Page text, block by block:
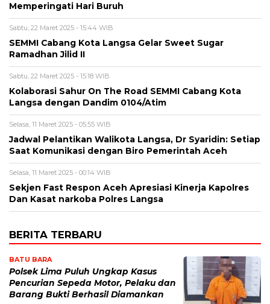
Memperingati Hari Buruh
Sabtu, 22 Maret 2025 - 15:44 WIB
SEMMI Cabang Kota Langsa Gelar Sweet Sugar
Ramadhan Jilid II
Sabtu, 22 Maret 2025 - 15:18 WIB
Kolaborasi Sahur On The Road SEMMI Cabang Kota
Langsa dengan Dandim 0104/Atim
Selasa, 11 Maret 2025 - 05:55 WIB
Jadwal Pelantikan Walikota Langsa, Dr Syaridin: Setiap
Saat Komunikasi dengan Biro Pemerintah Aceh
Selasa, 11 Maret 2025 - 00:14 WIB
Sekjen Fast Respon Aceh Apresiasi Kinerja Kapolres
Dan Kasat narkoba Polres Langsa
BERITA TERBARU
BATU BARA
Polsek Lima Puluh Ungkap Kasus
Pencurian Sepeda Motor, Pelaku dan
Barang Bukti Berhasil Diamankan